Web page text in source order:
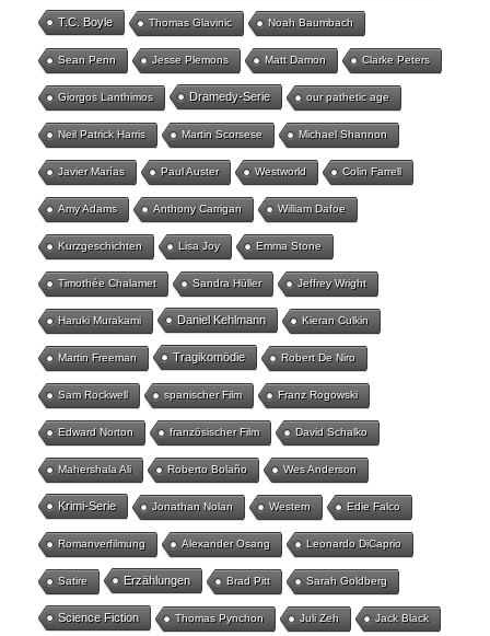
T.C. Boyle Thomas Glavinic Noah Baumbach
Sean Penn Jesse Plemons Matt Damon Clarke Peters
Giorgos Lanthimos Dramedy-Serie our pathetic age
Neil Patrick Harris Martin Scorsese Michael Shannon
Javier Marías Paul Auster Westworld Colin Farrell
Amy Adams Anthony Carrigan William Dafoe
Kurzgeschichten Lisa Joy Emma Stone
Timothée Chalamet Sandra Hüller Jeffrey Wright
Haruki Murakami Daniel Kehlmann Kieran Culkin
Martin Freeman Tragikomödie Robert De Niro
Sam Rockwell spanischer Film Franz Rogowski
Edward Norton französischer Film David Schalko
Mahershala Ali Roberto Bolaño Wes Anderson
Krimi-Serie Jonathan Nolan Western Edie Falco
Romanverfilmung Alexander Osang Leonardo DiCaprio
Satire Erzählungen Brad Pitt Sarah Goldberg
Science Fiction Thomas Pynchon Juli Zeh Jack Black